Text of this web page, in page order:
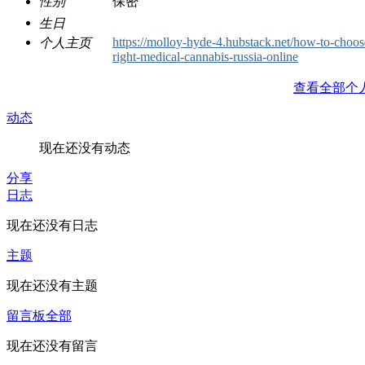
生日
个人主页
https://molloy-hyde-4.hubstack.net/how-to-
right-medical-cannabis-russia-online
查看全部个
动态
现在还没有动态
分享
日志
现在还没有日志
主题
现在还没有主题
留言板全部
现在还没有留言